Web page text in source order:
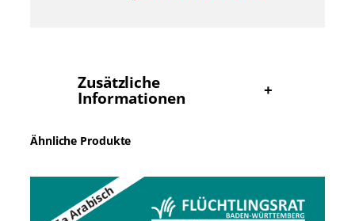
Zusätzliche
Informationen
+
Ähnliche Produkte